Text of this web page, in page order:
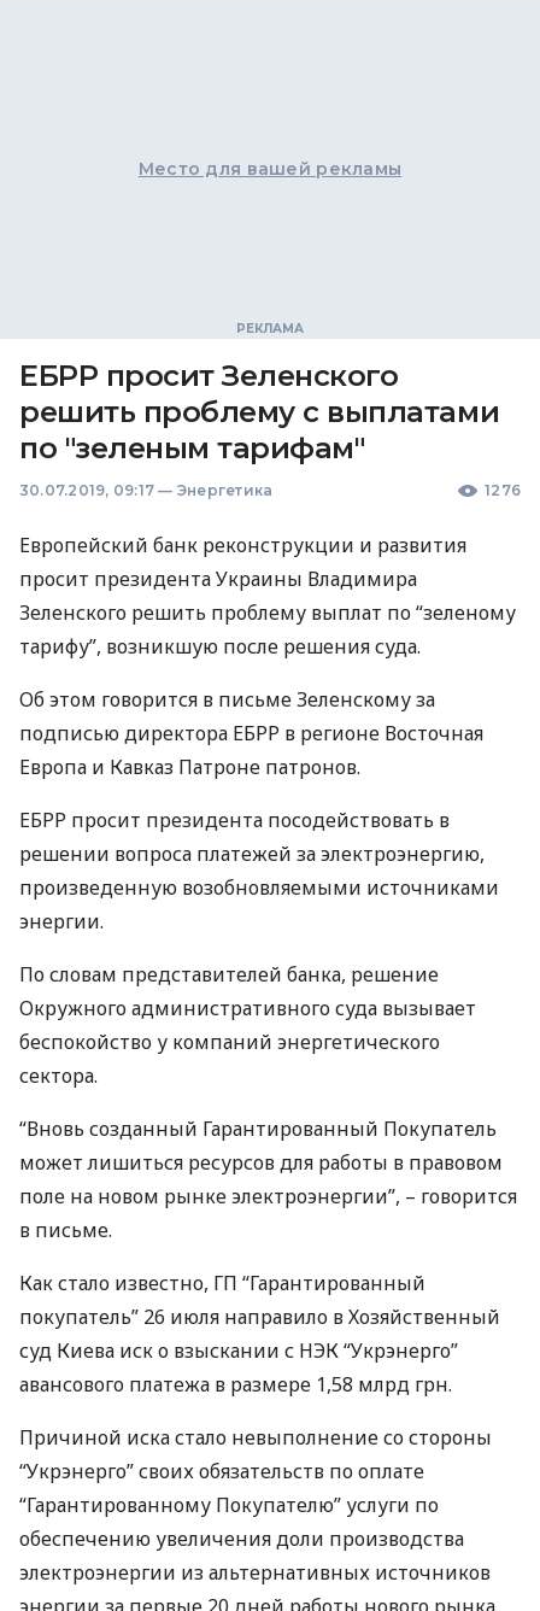
Место для вашей рекламы
ЕБРР просит Зеленского
решить проблему с выплатами
по "зеленым тарифам"
30.07.2019, 09:17 — Энергетика 1276
Европейский банк реконструкции и развития
просит президента Украины Владимира
Зеленского решить проблему выплат по “зеленому
тарифу”, возникшую после решения суда.
Об этом говорится в письме Зеленскому за
подписью директора ЕБРР в регионе Восточная
Европа и Кавказ Патроне патронов.
ЕБРР просит президента посодействовать в
решении вопроса платежей за электроэнергию,
произведенную возобновляемыми источниками
энергии.
По словам представителей банка, решение
Окружного административного суда вызывает
беспокойство у компаний энергетического
сектора.
“Вновь созданный Гарантированный Покупатель
может лишиться ресурсов для работы в правовом
поле на новом рынке электроэнергии”, – говорится
в письме.
Как стало известно, ГП “Гарантированный
покупатель” 26 июля направило в Хозяйственный
суд Киева иск о взыскании с НЭК“Укрэнерго”
авансового платежа в размере 1,58 млрд грн.
Причиной иска стало невыполнение со стороны
“Укрэнерго” своих обязательств по оплате
“Гарантированному Покупателю” услуги по
обеспечению увеличения доли производства
электроэнергии из альтернативных источников